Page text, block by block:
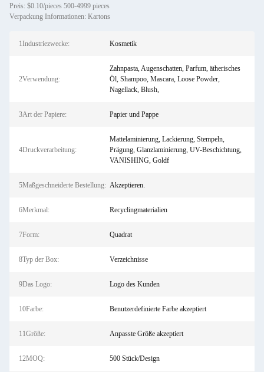
Preis: $0.10/pieces 500-4999 pieces
Verpackung Informationen: Kartons
1Industriezwecke: Kosmetik
2Verwendung:
Zahnpasta, Augenschatten, Parfum, ätherisches
Öl, Shampoo, Mascara, Loose Powder,
Nagellack, Blush,
3Art der Papiere: Papier und Pappe
4Druckverarbeitung:
Mattelaminierung, Lackierung, Stempeln,
Prägung, Glanzlaminierung, UV-Beschichtung,
VANISHING, Goldf
5Maßgeschneiderte Bestellung: Akzeptieren.
6Merkmal: Recyclingmaterialien
7Form: Quadrat
8Typ der Box: Verzeichnisse
9Das Logo: Logo des Kunden
10Farbe: Benutzerdefinierte Farbe akzeptiert
11Größe: Anpasste Größe akzeptiert
12MOQ: 500 Stück/Design